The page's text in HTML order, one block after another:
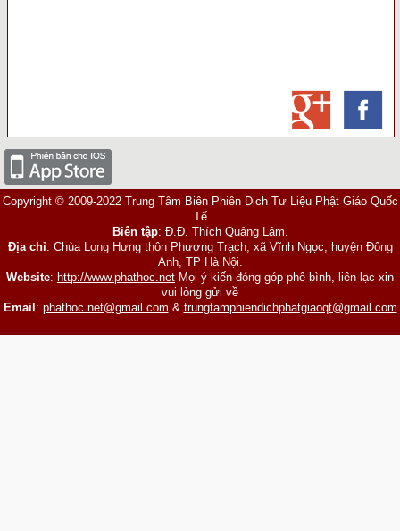
Copyright © 2009-2022 Trung Tâm Biên Phiên Dịch Tư Liệu Phật Giáo Quốc
Tế
Biên tập: Đ.Đ. Thích Quảng Lâm.
Địa chỉ: Chùa Long Hưng thôn Phương Trạch, xã Vĩnh Ngọc, huyện Đông
Anh, TP Hà Nội.
Website: http://www.phathoc.net Mọi ý kiến đóng góp phê bình, liên lạc xin
vui lòng gửi về
Email : phathoc.net@gmail.com & trungtamphiendichphatgiaoqt@gmail.com